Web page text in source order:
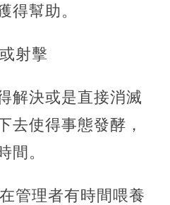
得幫助。
射擊
解決或是直接消滅
去使得事態發酵，
間。
管理者有時間喂養